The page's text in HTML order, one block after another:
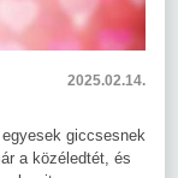
2025.02.14.
giccsesnek
a közéledtét, és